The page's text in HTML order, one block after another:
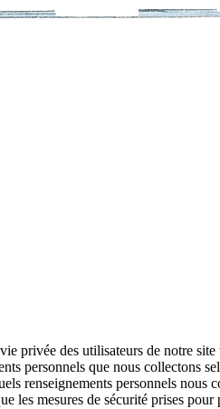
privée des utilisateurs de notre
personnels que nous collectons
renseignements personnels
les mesures de sécurité prises